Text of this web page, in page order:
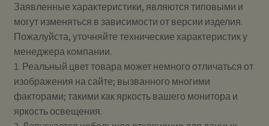
Заявленные характеристики, являются типовыми и
могут изменяться в зависимости от версии изделия.
Пожалуйста, уточняйте технические характеристик у
менеджера компании.
1. Реальный цвет товара может немного отличаться от
изображения на сайте; вызванного многими
факторами; такими как яркость вашего монитора и
яркость освещения.